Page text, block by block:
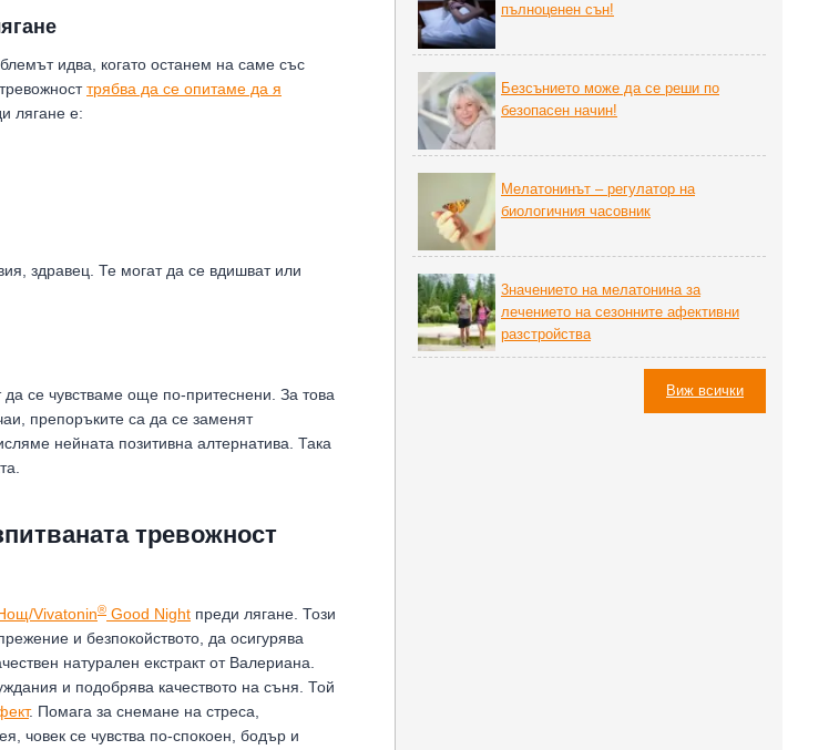
идва, когато останем на саме със
трябва да се опитаме да я
лягане е:
здравец. Те могат да се вдишват или
да се чувстваме още по-притеснени. За това
препоръките са да се заменят
нейната позитивна алтернатива. Така
тревожност
Vivatonin® Good Night преди лягане. Този
и безпокойството, да осигурява
натурален екстракт от Валериана.
и подобрява качеството на съня. Той
. Помага за снемане на стреса,
човек се чувства по-спокоен, бодър и
пълноценен сън!
Безсънието може да се реши по
безопасен начин!
Мелатонинът – регулатор на
биoлoгичния часовник
3начението на мелатонина за
лечението на сезонните афективни
разстройства
Виж всички